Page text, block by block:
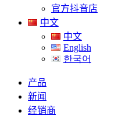
官方抖音店
中文
中文
English
한국어
产品
新闻
经销商